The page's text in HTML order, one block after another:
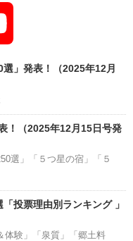
Channel
」発表！（2025年12月
！（2025年12月15日号発
選」「５つ星の宿」「５
投票理由別ランキング 」
体験」「泉質」「郷土料